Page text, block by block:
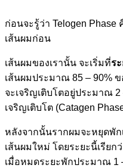
ก่อนจะรู้ว่า Telogen Phase
เส้นผมก่อน
เส้นผมของเรานั้น จะเริ่มที่ร
เส้นผมประมาณ 85 – 90%
จะเจริญเติบโตอยู่ประมาณ
เจริญเติบโต (Catagen
หลังจากนั้นรากผมจะหยุดพั
เส้นผมใหม่ โดยระยะนี้เรียก
เมื่อหมดระยะพักประมาณ 1